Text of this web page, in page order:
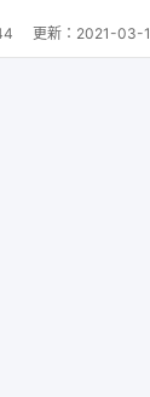
更新： 2021-03-